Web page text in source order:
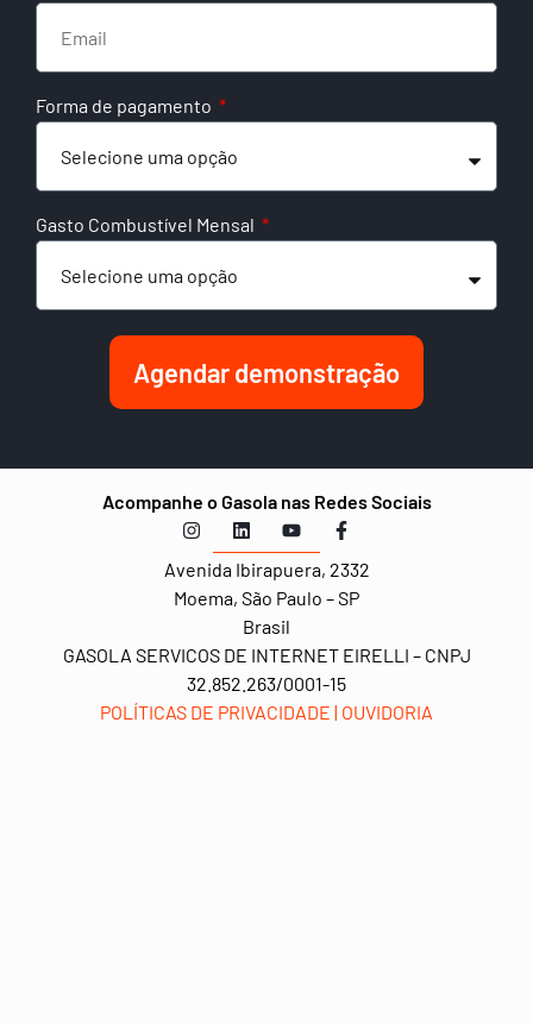
Forma de pagamento
Gasto Combustível Mensal
Agendar demonstração
Acompanhe o Gasola nas Redes Sociais
Avenida Ibirapuera, 2332
Moema, São Paulo – SP
Brasil
GASOLA SERVICOS DE INTERNET EIRELLI – CNPJ
32.852.263/0001-15
POLÍTICAS DE PRIVACIDADE | OUVIDORIA